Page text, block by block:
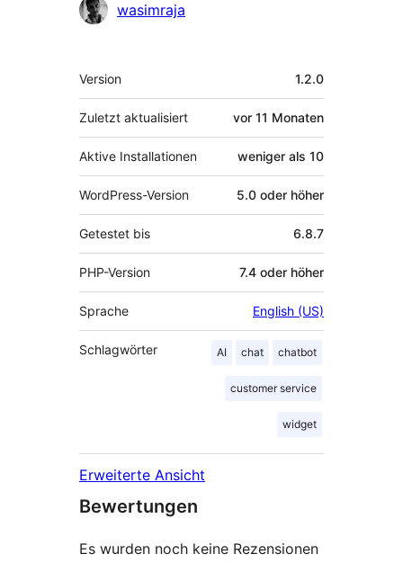
wasimraja
Meta
Version 1.2.0
Zuletzt aktualisiert vor 11 Monaten
Aktive Installationen weniger als 10
WordPress-Version 5.0 oder höher
Getestet bis 6.8.7
PHP-Version 7.4 oder höher
Sprache English (US)
Schlagwörter AI chat chatbot
customer service
widget
Erweiterte Ansicht
Bewertungen
Es wurden noch keine Rezensionen